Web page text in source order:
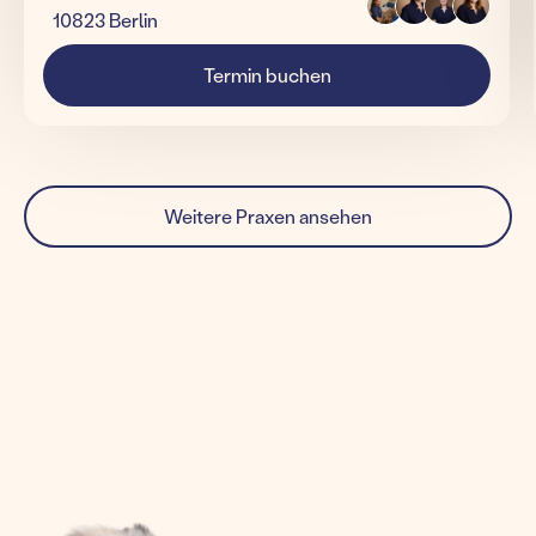
10823 Berlin
Termin buchen
Weitere Praxen ansehen